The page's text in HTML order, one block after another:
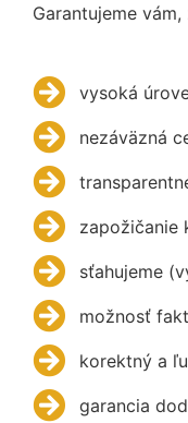
Garantujeme
vysoká
nezáväzná
zapožičanie
sťahujeme
možnosť
korektný a
garancia